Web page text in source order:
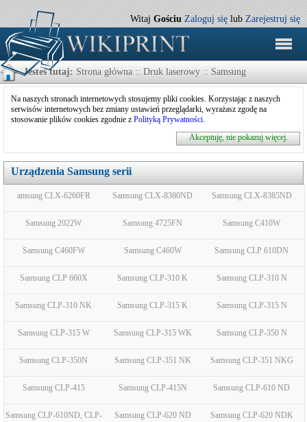
Witaj Gościu Zaloguj się lub Zarejestruj się
Jesteś tutaj: Strona główna :: Druk laserowy :: Samsung
Na naszych stronach internetowych stosujemy pliki cookies. Korzystając z naszych
serwisów internetowych bez zmiany ustawień przeglądarki, wyrażasz zgodę na
stosowanie plików cookies zgodnie z Polityką Prywatności.
Akceptuję, nie pokazuj więcej.
Urządzenia Samsung serii
amsung CLX-6260FR Samsung CLX-8380ND Samsung CLX-8385ND
Samsung 2022W Samsung 4725FN Samsung C410W
Samsung C460FW Samsung C460W Samsung CLP 610DN
Samsung CLP 660X Samsung CLP-310 K Samsung CLP-310 N
Samsung CLP-310 NK Samsung CLP-315 K Samsung CLP-315 N
Samsung CLP-315 W Samsung CLP-315 WK Samsung CLP-350 N
Samsung CLP-350N Samsung CLP-351 NK Samsung CLP-351 NKG
Samsung CLP-415 Samsung CLP-415N Samsung CLP-610 ND
Samsung CLP-610ND, CLP-
Samsung CLP-620 ND Samsung CLP-620 NDK